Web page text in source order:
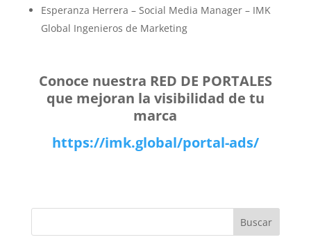
Esperanza Herrera – Social Media Manager – IMK
Global Ingenieros de Marketing
Conoce nuestra RED DE PORTALES
que mejoran la visibilidad de tu
marca
https://imk.global/portal-ads/
Buscar